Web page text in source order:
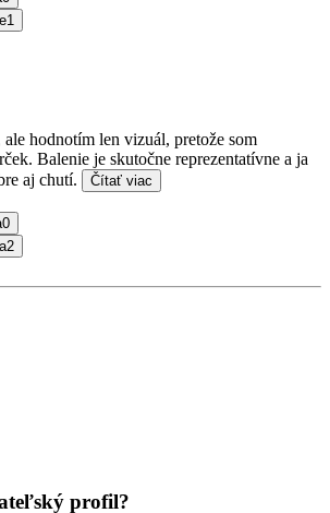
1
hodnotím len vizuál, pretože som
Balenie je skutočne reprezentatívne a ja
aj chutí.
Čítať viac
0
2
profil?